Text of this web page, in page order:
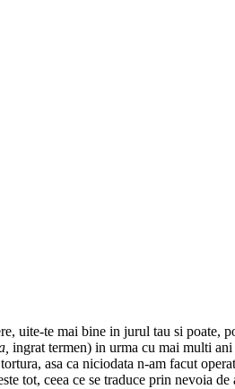
uite-te mai bine in jurul tau si poate,
ingrat termen) in urma cu mai multi
asa ca niciodata n-am facut
tot, ceea ce se traduce prin nevoia